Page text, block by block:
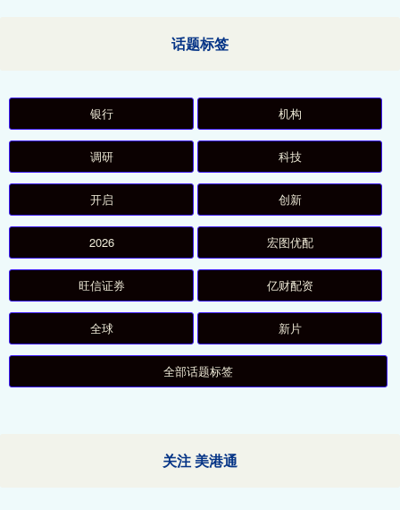
话题标签
银行 机构
调研 科技
开启 创新
2026 宏图优配
旺信证券 亿财配资
全球 新片
全部话题标签
关注 美港通